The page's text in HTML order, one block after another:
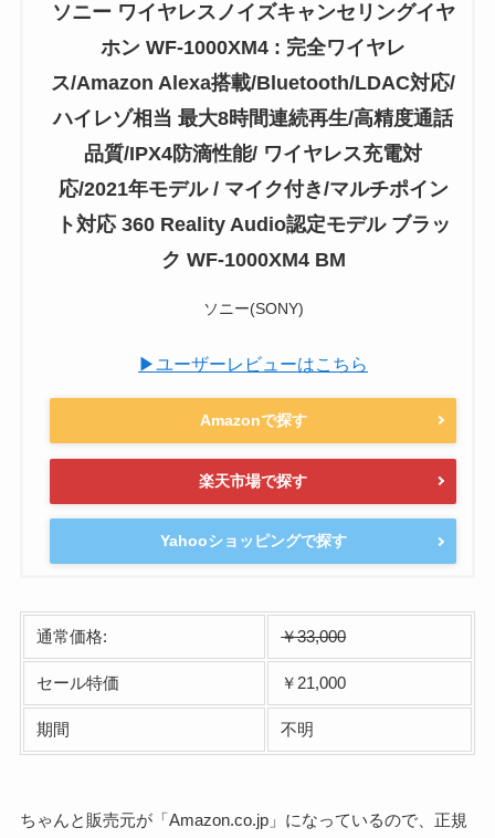
ソニー ワイヤレスノイズキャンセリングイヤ
ホン WF-1000XM4 : 完全ワイヤレ
ス/Amazon Alexa搭載/Bluetooth/LDAC対応/
ハイレゾ相当 最大8時間連続再生/高精度通話
品質/IPX4防滴性能/ ワイヤレス充電対
応/2021年モデル / マイク付き/マルチポイン
ト対応 360 Reality Audio認定モデル ブラッ
ク WF-1000XM4 BM
ソニー(SONY)
▶ユーザーレビューはこちら
Amazonで探す
楽天市場で探す
Yahooショッピングで探す
通常価格: ￥33,000
セール特価 ￥21,000
期間 不明
ちゃんと販売元が「Amazon.co.jp」になっているので、正規